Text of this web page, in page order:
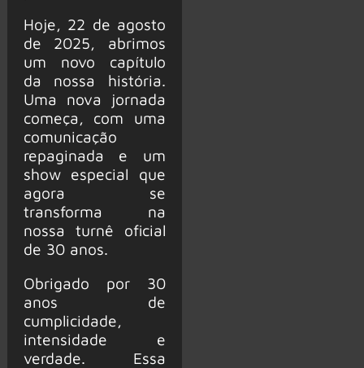
Hoje, 22 de agosto
de 2025, abrimos
um novo capítulo
da nossa história.
Uma nova jornada
começa, com uma
comunicação
repaginada e um
show especial que
agora se
transforma na
nossa turnê oficial
de 30 anos.
Obrigado por 30
anos de
cumplicidade,
intensidade e
verdade. Essa